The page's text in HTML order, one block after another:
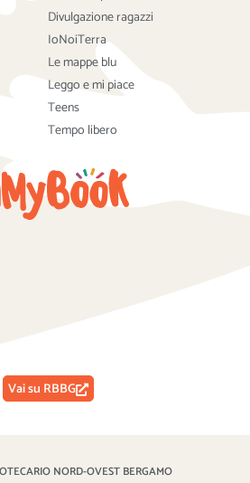
r e
Divulgazione ragazzi
IoNoiTerra
Le mappe blu
Leggo e mi piace
Teens
Tempo libero
Vai su RBBG
NORD-OVEST BERGAMO